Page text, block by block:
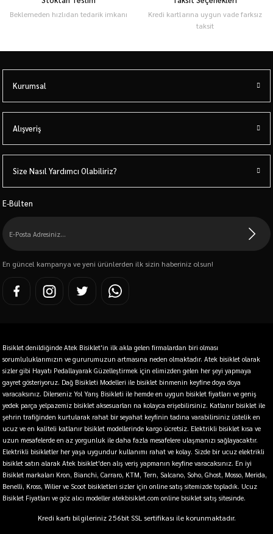
Beklemeden hızlıdan tedarik imkanı
Kredi kartlarına uygun vade farksız
taksit
Kurumsal
Alışveriş
Size Nasıl Yardımcı Olabiliriz?
E-Bülten
En güncel kampanya ve yeni ürünlerden ilk sizin haberiniz olsun!
Bisiklet denildiğinde Atek Bisiklet'in ilk akla gelen firmalardan biri olması
sorumluluklarımızın ve gururumuzun artmasına neden olmaktadır. Atek bisiklet olarak
sizler gibi Hayatı Pedallayarak Güzelleştirmek için elimizden gelen her şeyi yapmaya
gayret gösteriyoruz. Dağ Bisikleti Modelleri ile bisiklet binmenin keyfine doya doya
varacaksınız. Dilerseniz Yol Yarış Bisikleti ile hemde en uygun bisiklet fiyatları ve geniş
yedek parça yelpazemiz bisiklet aksesuarları na kolayca erişebilirsiniz. Katlanır bisiklet ile
şehrin trafiğinden kurtularak rahat bir seyahat keyfinin tadına varabilirsiniz üstelik en
ucuz ve en kaliteli katlanır bisiklet modellerinde kargo ücretsiz. Elektrikli bisiklet kısa ve
uzun mesafelerde en az yorgunluk ile daha fazla mesafelere ulaşmanızı sağlayacaktır.
Elektrikli bisikletler her yaşa uygundur kullanımı rahat ve kolay. Sizde bir ucuz elektrikli
bisiklet satın alarak Atek bisiklet'den alış veriş yapmanın keyfine varacaksınız. En iyi
Bisiklet markaları Kron, Bianchi, Carraro, KTM, Tern, Salcano, Soho, Ghost, Mosso, Merida,
Benelli, Kross, Wilier ve Scoot bisikletleri sizler için online satış sitemizde topladık. Ucuz
Bisiklet Fiyatları ve göz alıcı modeller atekbisiklet.com online bisiklet satış sitesinde.
Kredi kartı bilgileriniz 256bit SSL sertifikası ile korunmaktadır.